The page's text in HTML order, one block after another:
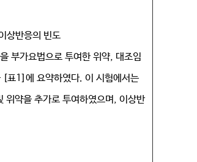
상반응의 빈도
부가요법으로 투여한 위약, 대조임
[표1]에 요약하였다. 이 시험에서는
위약을 추가로 투여하였으며, 이상반